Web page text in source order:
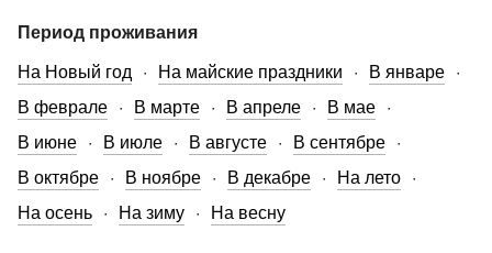
Период проживания
На Новый год
На майские праздники
В январе
В феврале
В марте В апреле
В мае
В июне
В июле В августе
В сентябре
В октябре
В ноябре В декабре
На лето
На осень
На зиму На весну